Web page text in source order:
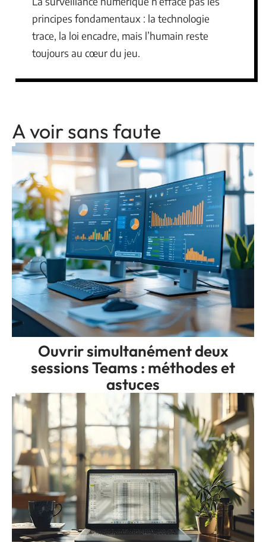
principes fondamentaux : la technologie
trace, la loi encadre, mais l’humain reste
toujours au cœur du jeu.
A voir sans faute
Ouvrir simultanément deux
sessions Teams : méthodes et
astuces